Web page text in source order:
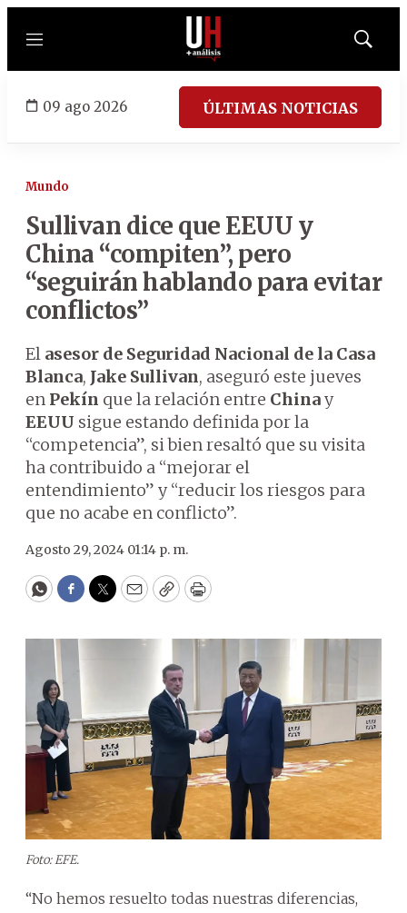
Menú
Mostrar
09 ago 2026 ÚLTIMAS NOTICIAS
Mundo
Sullivan dice que EEUU y
China “compiten”, pero
“seguirán hablando para evitar
conflictos”
El asesor de Seguridad Nacional de la Casa
Blanca, Jake Sullivan, aseguró este jueves
en Pekín que la relación entre Chinay
EEUU sigue estando definida por la
“competencia”, si bien resaltó que su visita
ha contribuido a “mejorar el
entendimiento” y “reducir los riesgos para
que no acabe en conflicto”.
Agosto 29, 2024 01:14 p. m.
WhatsApp
Facebook
Twitter
EmailCopyPrint
Foto: EFE.
“No hemos resuelto todas nuestras diferencias,